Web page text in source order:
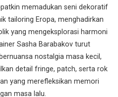
memadukan seni dekoratif
tailoring Eropa, menghadirkan
yang mengeksplorasi harmoni
Sasha Barabakov turut
nostalgia masa kecil,
detail fringe, patch, serta rok
yang merefleksikan memori
masa lalu.